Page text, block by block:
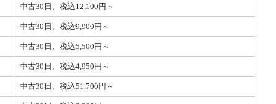
中古30日、税込12,100円～
中古30日、税込9,900円～
中古30日、税込5,500円～
中古30日、税込4,950円～
中古30日、税込51,700円～